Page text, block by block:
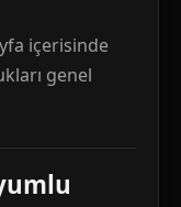
içerisinde
genel